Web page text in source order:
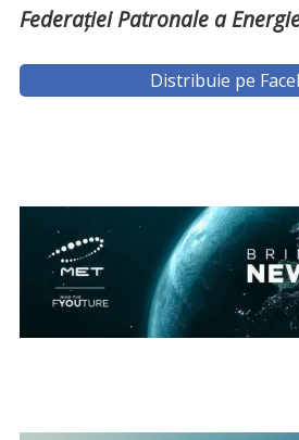
Federației Patronale a
Distribuie pe